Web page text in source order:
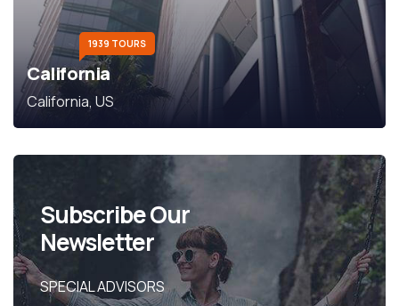
1939 TOURS
California
California, US
Subscribe Our
Newsletter
SPECIAL ADVISORS